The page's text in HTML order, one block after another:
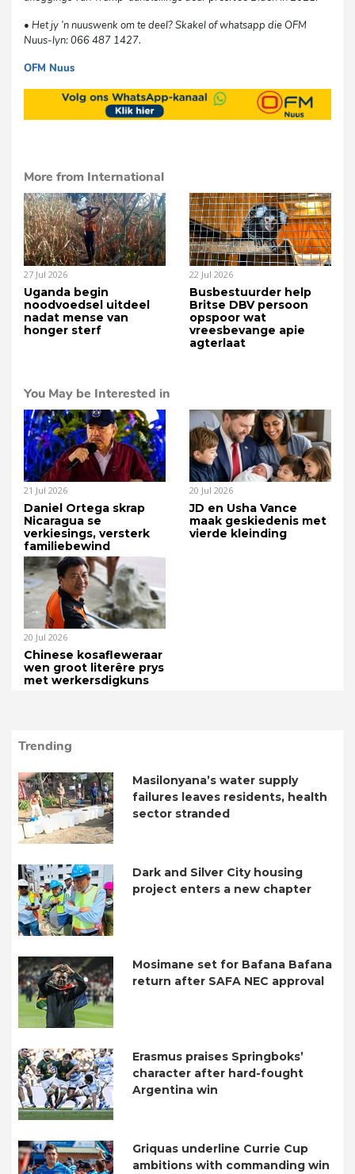
• Het jy ’n nuuswenk om te deel? Skakel of whatsapp die OFM
Nuus-lyn: 066 487 1427.
OFM Nuus
More from International
27 Jul 2026
Uganda begin
noodvoedsel uitdeel
nadat mense van
honger sterf
22 Jul 2026
Busbestuurder help
Britse DBV persoon
opspoor wat
vreesbevange apie
agterlaat
You May be Interested in
21 Jul 2026
Daniel Ortega skrap
Nicaragua se
verkiesings, versterk
familiebewind
20 Jul 2026
JD en Usha Vance
maak geskiedenis met
vierde kleinding
20 Jul 2026
Chinese kosafleweraar
wen groot literêre prys
met werkersdigkuns
Trending
Masilonyana’s water supply
failures leaves residents, health
sector stranded
Dark and Silver City housing
project enters a new chapter
Mosimane set for Bafana Bafana
return after SAFA NEC approval
Erasmus praises Springboks’
character after hard-fought
Argentina win
Griquas underline Currie Cup
ambitions with commanding win